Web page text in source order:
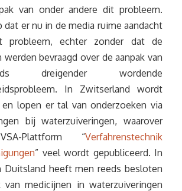
van onder andere dit probleem.
er nu in de media ruime aandacht
probleem, echter zonder dat de
bevraagd over de aanpak van
dreigender wordende
In Zwitserland wordt
lopen er tal van onderzoeken via
bij waterzuiveringen, waarover
Plattform “Verfahrenstechnik
” veel wordt gepubliceerd. In
Duitsland heeft men reeds besloten
van medicijnen in waterzuiveringen